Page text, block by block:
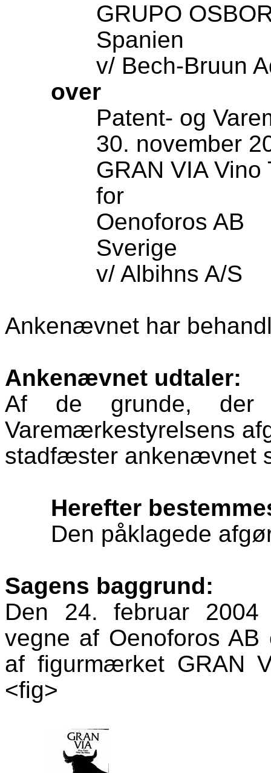
GRUPO
Spanien
v/ Bech-Bruun
over
Patent- og
30. november
GRAN VIAVino
for
Oenoforos AB
Sverige
v/Albihns A/S
Ankenævnet har
Ankenævnet udtaler:
Af de grunde,
Varemærkestyrelsens
stadfæster ankenævnet
Herefter
Den påklagede
Sagens baggrund:
Den 24. februar
vegne af Oenoforos AB
af figurmærket GRAN
<fig>